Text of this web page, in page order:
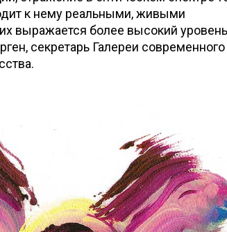
к нему реальными, живыми
выражается более высокий уровень
секретарь Галереи современного